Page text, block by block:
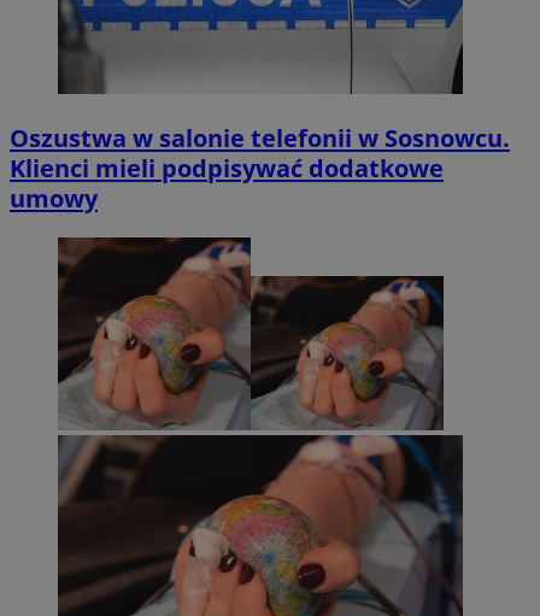
Oszustwa w salonie telefonii w Sosnowcu.
Klienci mieli podpisywać dodatkowe
umowy